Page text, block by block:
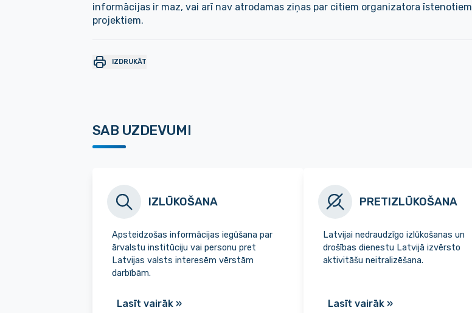
informācijas ir maz, vai arī nav atrodamas ziņas par citiem organizatora īstenotiem
projektiem.
IZDRUKĀT
SAB UZDEVUMI
IZLŪKOŠANA
Apsteidzošas informācijas iegūšana par
ārvalstu institūciju vai personu pret
Latvijas valsts interesēm vērstām
darbībām.
Lasīt vairāk »
PRETIZLŪKOŠANA
Latvijai nedraudzīgo izlūkošanas un
drošības dienestu Latvijā izvērsto
aktivitāšu neitralizēšana.
Lasīt vairāk»